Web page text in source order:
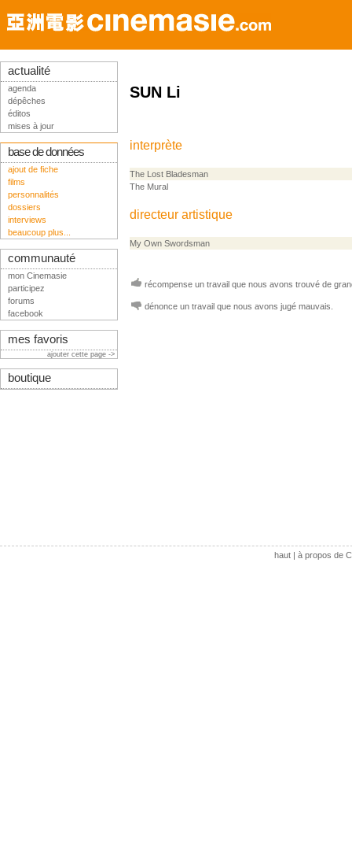
SUN Li
interprète
The Lost Bladesman
The Mural
directeur artistique
My Own Swordsman
récompense un travail que nous avons trouvé de
dénonce un travail que nous avons jugé mauvais.
actualité
agenda
dépêches
éditos
mises à jour
base de données
ajout de fiche
films
personnalités
dossiers
interviews
beaucoup plus...
communauté
mon Cinemasie
participez
forums
facebook
mes favoris
ajouter cette page ->
boutique
haut| à propos de